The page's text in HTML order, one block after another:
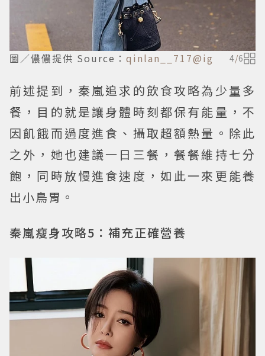
圖／儂儂提供 Source： qinlan__717@ig 4/6
前述提到，秦嵐追求的飲食攻略為少量多
餐，目的就是讓身體時刻都保有能量，不
因飢餓而過度進食、攝取超額熱量。除此
之外，她也建議一日三餐，餐餐維持七分
飽，同時放慢進食速度，如此一來更能養
出小鳥胃。
秦嵐瘦身攻略5：補充正確營養